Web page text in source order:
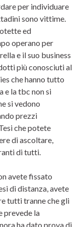
per individuare
sono vittime.
ed
operano per
e il suo business
più conosciuti al
che hanno tutto
e la tbc non si
si vedono
prezzi
che potete
di ascoltare,
di tutti.
avete fissato
di distanza, avete
tutti tranne che gli
prevede la
ha dato prova di